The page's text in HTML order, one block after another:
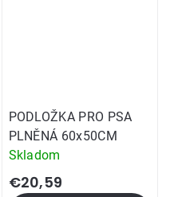
PODLOŽKA PRO PSA
PLNĚNÁ 60x50CM
Skladom
€20,59